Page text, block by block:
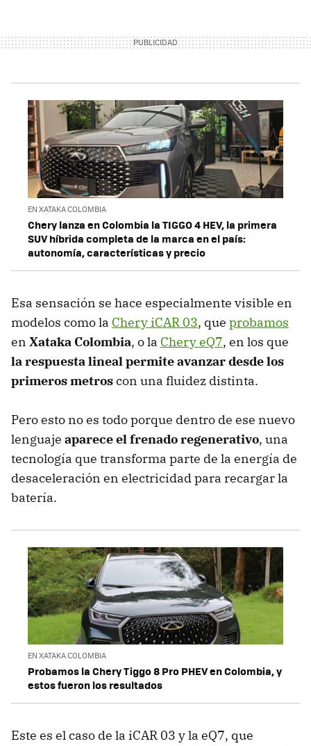
EN XATAKA COLOMBIA
Chery lanza en Colombia la TIGGO 4 HEV, la primera
SUV híbrida completa de la marca en el país:
autonomía, características y precio
Esa sensación se hace especialmente visible en
modelos como la Chery iCAR 03, que probamos
en Xataka Colombia, o la Chery eQ7, en los que
la respuesta lineal permite avanzar desde los
primeros metroscon una fluidez distinta.
Pero esto no es todo porque dentro de ese nuevo
lenguaje aparece el frenado regenerativo, una
tecnología que transforma parte de la energía de
desaceleración en electricidad para recargar la
batería.
EN XATAKA COLOMBIA
Probamos la Chery Tiggo 8 Pro PHEV en Colombia, y
estos fueron los resultados
Este es el caso de la iCAR 03 y la eQ7, que